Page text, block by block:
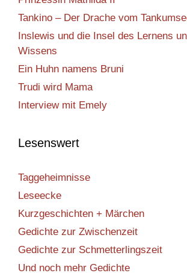
Tankino – Der Drache vom
Inslewis und die Insel des Lernens
Wissens
Ein Huhn namens Bruni
Trudi wird Mama
Interview mit Emely
Lesenswert
Taggeheimnisse
Leseecke
Kurzgeschichten + Märchen
Gedichte zur Zwischenzeit
Gedichte zur Schmetterlingszeit
Und noch mehr Gedichte